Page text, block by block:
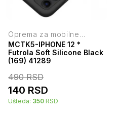
Oprema za mobilne
telefone
MCTK5-IPHONE 12 *
Futrola Soft Silicone Black
(169) 41289
490RSD
140 RSD
Ušteda: 350 RSD